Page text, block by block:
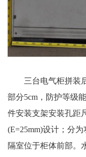
三台电气柜拼装
部分5cm，防护等级
件安装支架安装孔距
(E=25mm)设计；分
隔室位于柜体前部。